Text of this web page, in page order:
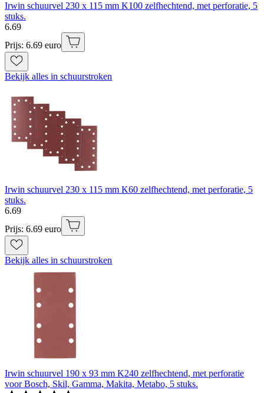
Irwin schuurvel 230 x 115 mm K100 zelfhechtend, met perforatie, 5
stuks.
6.69
Prijs: 6.69 euro
Bekijk alles in schuurstroken
Irwin schuurvel 230 x 115 mm K60 zelfhechtend, met perforatie, 5
stuks.
6.69
Prijs: 6.69 euro
Bekijk alles in schuurstroken
Irwin schuurvel 190 x 93 mm K240 zelfhechtend, met perforatie
voor Bosch, Skil, Gamma, Makita, Metabo, 5 stuks.